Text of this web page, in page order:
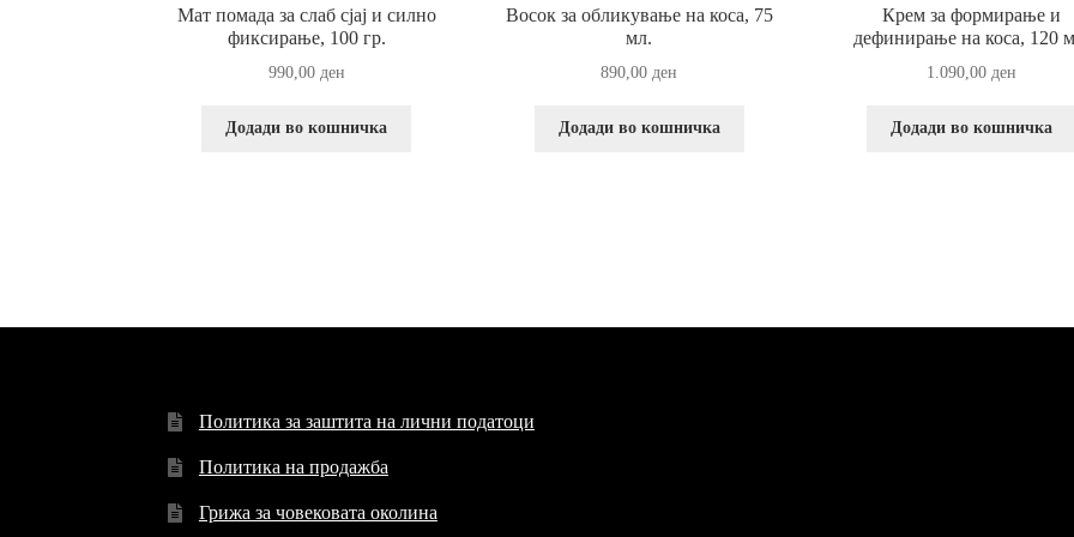
Мат помада за слаб сјај и силно
фиксирање, 100 гр.
990,00 ден
Додади во кошничка
Восок за обликување на коса, 75
мл.
890,00 ден
Додади во кошничка
Крем за формирање и
дефинирање на коса, 120
1.090,00 ден
Додади во кошничка
Политика за заштита на лични податоци
Политика на продажба
Грижа за човековата околина